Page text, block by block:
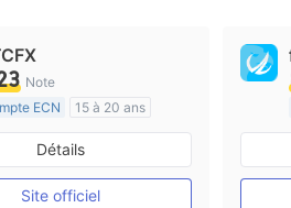
Note
ECN
15 à 20 ans
Réglementation de Royaume-Uni
Making (MM)
principale MT4
Détails
Site officiel